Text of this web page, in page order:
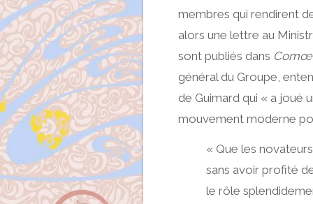
membres qui rendirent
alors une lettre au
sont publiés dans
général du Groupe,
de Guimard qui « a joué
mouvement moderne
« Que les
sans avoir profité
le rôle